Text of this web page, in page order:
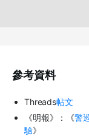
參考資料
Threads帖文
《明報》：《警
驗》